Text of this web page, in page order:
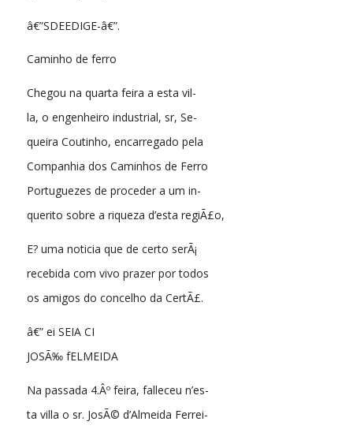
â€”SDEEDIGE-â€”.
Caminho de ferro
Chegou na quarta feira a esta vil-
la, o engenheiro industrial, sr, Se-
queira Coutinho, encarregado pela
Companhia dos Caminhos de Ferro
Portuguezes de proceder a um in-
querito sobre a riqueza d’esta regiÃ£o,
E? uma noticia que de certo serÃ¡
recebida com vivo prazer por todos
os amigos do concelho da CertÃ£.
â€” ei SEIA CI
JOSÃ‰ fELMEIDA
Na passada 4.Âº feira, falleceu n’es-
ta villa o sr. JosÃ© d’Almeida Ferrei-